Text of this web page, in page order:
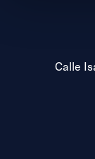
Calle